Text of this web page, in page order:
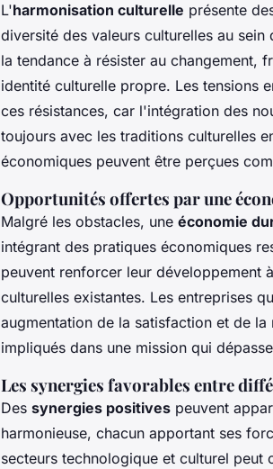
L'harmonisation culturelle présente
diversité des valeurs culturelles au
la tendance à résister au changement,
identité culturelle propre. Les tensions
ces résistances, car l'intégration des
toujours avec les traditions culturelles
économiques peuvent être perçues
Opportunités offertes par une
Malgré les obstacles, une économie
intégrant des pratiques économiques
peuvent renforcer leur développement
culturelles existantes. Les entreprises
augmentation de la satisfaction et de
impliqués dans une mission qui
Les synergies favorables entre
Des synergies positives peuvent
harmonieuse, chacun apportant ses
secteurs technologique et culturel